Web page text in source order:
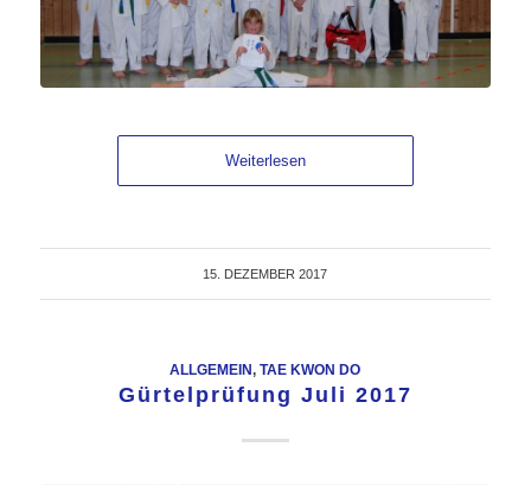
Weiterlesen
15. DEZEMBER 2017
ALLGEMEIN,TAE KWON DO
Gürtelprüfung Juli 2017